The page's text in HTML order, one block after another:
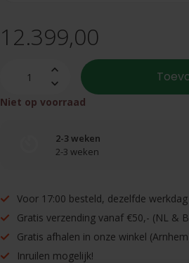
12.399,00
Niet op voorraad
2-3 weken
2-3 weken
Voor 17:00 besteld, dezelfde
Gratis verzending vanaf €50,- (NL &
Gratis afhalen in onze winkel
Inruilen mogelijk!